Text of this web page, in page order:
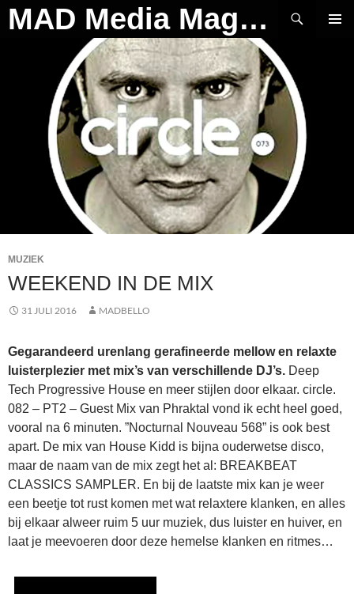
Ga
naar
MAD Media Magazine
Zoeken
MUZIEK
WEEKEND IN DE MIX
31 JULI 2016 MADBELLO
Gegarandeerd urenlang gerafineerde mellow en relaxte
luisterplezier met mix’s van verschillende DJ’s. Deep
Tech Progressive House en meer stijlen door elkaar. circle.
082 – PT2 – Guest Mix van Phraktal vond ik echt heel goed,
vooral na 6 minuten. ”Nocturnal Nouveau 568” is ook best
apart. De mix van House Kidd is bijna ouderwetse disco,
maar de naam van de mix zegt het al: BREAKBEAT
CLASSICS SAMPLER. En bij de laatste mix kan je weer
een beetje tot rust komen met wat relaxtere klanken, en alles
bij elkaar alweer ruim 5 uur muziek, dus luister en huiver, en
laat je meevoeren door deze hemelse klanken en ritmes…